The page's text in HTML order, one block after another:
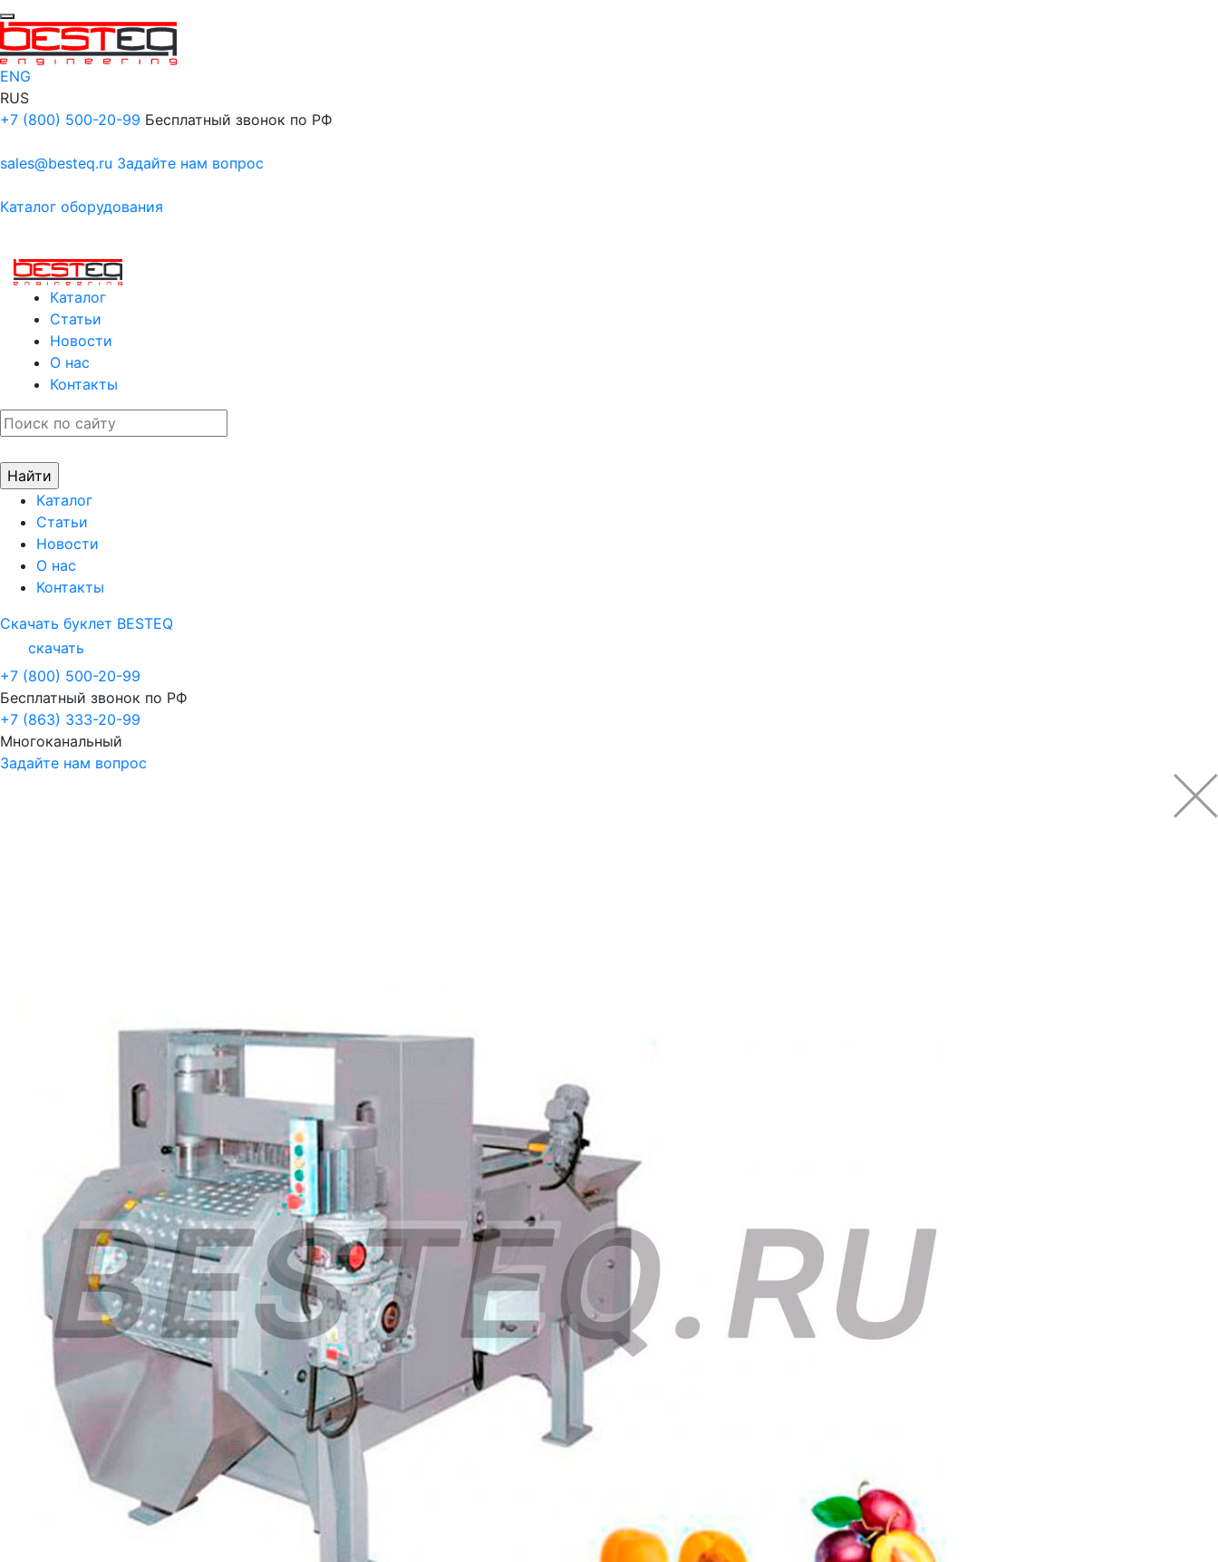
ENG
RUS
+7 (800) 500-20-99 Бесплатный звонок по РФ
sales@besteq.ru Задайте нам вопрос
Каталог оборудования
Каталог
Статьи
Новости
О нас
Контакты
Каталог
Статьи
Новости
О нас
Контакты
Скачать буклет BESTEQ
скачать
+7 (800) 500-20-99
Бесплатный звонок по РФ
+7 (863) 333-20-99
Многоканальный
Задайте нам вопрос